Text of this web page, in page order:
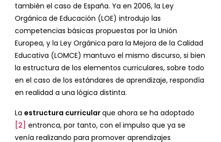
también el caso de España. Ya en 2006, la Ley
Orgánica de Educación (LOE) introdujo las
competencias básicas propuestas por la Unión
Europea, y la Ley Orgánica para la Mejora de la Calidad
Educativa (LOMCE) mantuvo el mismo discurso, si bien
la estructura de los elementos curriculares, sobre todo
en el caso de los estándares de aprendizaje, respondía
en realidad a una lógica distinta.
La estructura curricularque ahora se ha adoptado
[2] entronca, por tanto, con el impulso que ya se
venía realizando para promover aprendizajes